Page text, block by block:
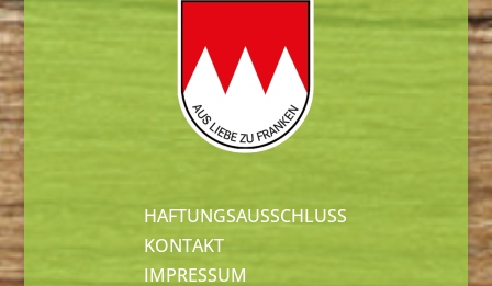
HAFTUNGSAUSSCHLUSS
KONTAKT
IMPRESSUM